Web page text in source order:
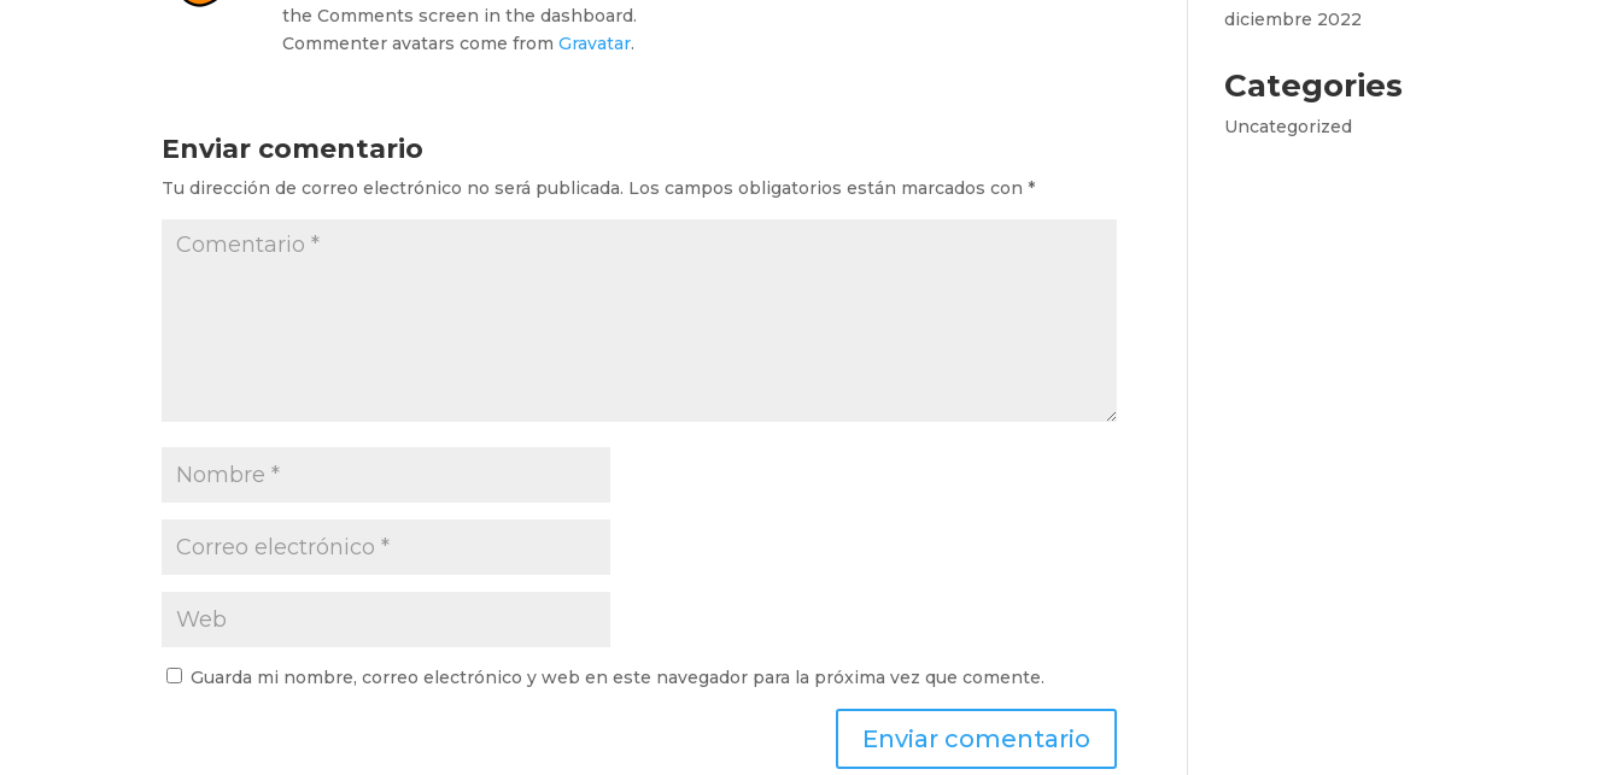
the Comments screen in the dashboard.
Commenter avatars come fromGravatar.
Enviar comentario
Tu dirección de correo electrónico no será publicada. Los campos obligatorios están marcados con*
Guarda mi nombre, correo electrónico y web en este navegador para la próxima vez que comente.
diciembre 2022
Categories
Uncategorized